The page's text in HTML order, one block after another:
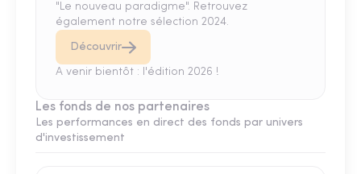
"Le nouveau paradigme". Retrouvez
également notre sélection 2024.
Découvrir
A venir bientôt : l'édition 2026 !
Les fonds de nos partenaires
Les performances en direct des fonds par univers
d'investissement